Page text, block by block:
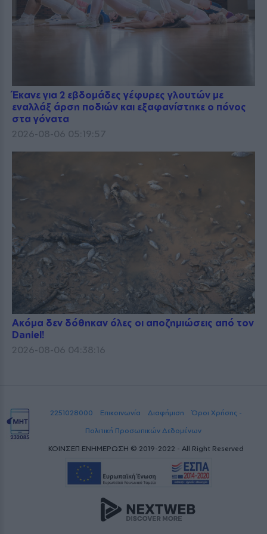
Έκανε για 2 εβδομάδες γέφυρες γλουτών με
εναλλάξ άρση ποδιών και εξαφανίστηκε ο πόνος
στα γόνατα
2026-08-06 05:19:57
Ακόμα δεν δόθηκαν όλες οι αποζημιώσεις από τον
Daniel!
2026-08-06 04:38:16
2251028000 Επικοινωνία Διαφήμιση
Όροι Χρήσης -
Πολιτική Προσωπικών Δεδομένων
ΚΟΙΝΣΕΠ ΕΝΗΜΕΡΩΣΗ © 2019-2022 - All Right Reserved